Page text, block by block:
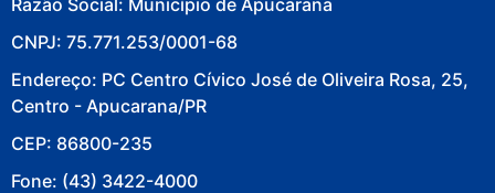
CNPJ: 75.771.253/0001-68
Endereço: PC Centro Cívico José de Oliveira Rosa, 25,
Centro - Apucarana/PR
CEP: 86800-235
Fone: (43) 3422-4000